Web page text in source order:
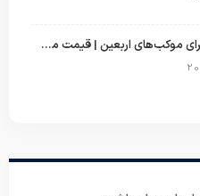
خرید عمده پتو مینک برای موکب‌های اربعین | قیمت مناسب و ارسال سریع